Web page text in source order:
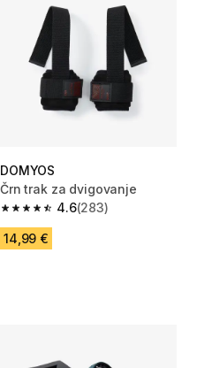
DOMYOS
Črn trak za dvigovanje
4.6
4.6 od 5 zvezdic from 283 ocene
(283)
14,99 €